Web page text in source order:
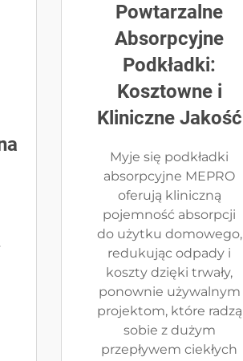
Powtarzalne
Absorpcyjne
Podkładki:
Kosztowne i
Kliniczne Jakość
Myje się podkładki
absorpcyjne MEPRO
oferują kliniczną
pojemność absorpcji
do użytku domowego,
redukując odpady i
koszty dzięki trwały,
ponownie używalnym
projektom, które radzą
sobie z dużym
przepływem ciekłych